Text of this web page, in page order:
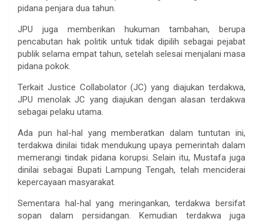
pidana penjara dua tahun.
JPU juga memberikan hukuman tambahan, berupa
pencabutan hak politik untuk tidak dipilih sebagai pejabat
publik selama empat tahun, setelah selesai menjalani masa
pidana pokok.
Terkait Justice Collabolator (JC) yang diajukan terdakwa,
JPU menolak JC yang diajukan dengan alasan terdakwa
sebagai pelaku utama.
Ada pun hal-hal yang memberatkan dalam tuntutan ini,
terdakwa dinilai tidak mendukung upaya pemerintah dalam
memerangi tindak pidana korupsi. Selain itu, Mustafa juga
dinilai sebagai Bupati Lampung Tengah, telah menciderai
kepercayaan masyarakat.
Sementara hal-hal yang meringankan, terdakwa bersifat
sopan dalam persidangan. Kemudian terdakwa juga